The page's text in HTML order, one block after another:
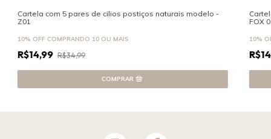
Cartela com 5 pares de cilios postiços naturais modelo -
Z01
10% OFF COMPRANDO 10 OU MAIS
R$14,99 R$34,99
FOX
10%